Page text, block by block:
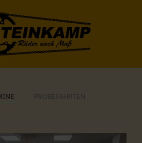
PROBEFAHRTEN